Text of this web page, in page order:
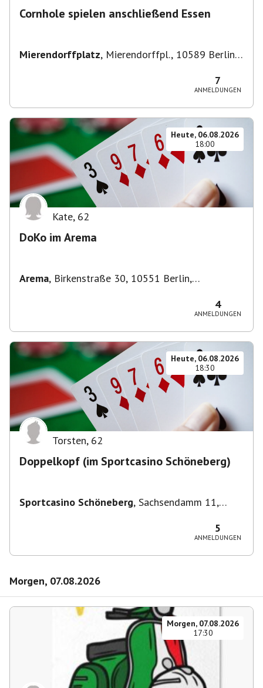
Cornhole spielen anschließend Essen
Mierendorffplatz, Mierendorffpl., 10589 Berlin-
7
ANMELDUNGEN
Heute, 06.08.2026
18:00
Kate, 62
DoKo im Arema
Arema, Birkenstraße 30, 10551 Berlin,
4
ANMELDUNGEN
Heute, 06.08.2026
18:30
Torsten, 62
Doppelkopf (im Sportcasino Schöneberg)
Sportcasino Schöneberg, Sachsendamm 11,
5
ANMELDUNGEN
Morgen, 07.08.2026
Morgen, 07.08.2026
17:30